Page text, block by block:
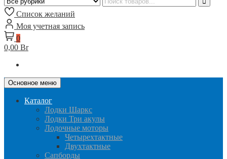
Список желаний
Моя учетная запись
0
0,00 Br
Основное меню
Каталог
Лодки Шаркс
Лодки Три акулы
Лодочные моторы
Четырехтактные
Двухтактные
Сапборды